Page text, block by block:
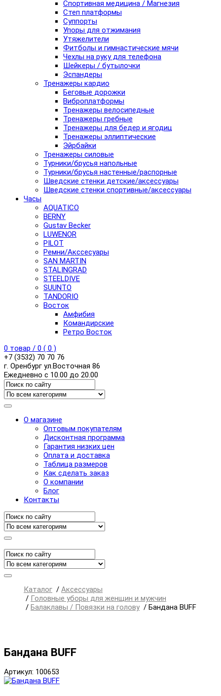
Спортивная медицина / Магнезия
Степ платформы
Суппорты
Упоры для отжимания
Утяжелители
Фитболы и гимнастические мячи
Чехлы на руку для телефона
Шейкеры / бутылочки
Эспандеры
Тренажеры кардио
Беговые дорожки
Виброплатформы
Тренажеры велосипедные
Тренажеры гребные
Тренажеры для бедер и ягодиц
Тренажеры эллиптические
Эйрбайки
Тренажеры силовые
Турники/брусья напольные
Турники/брусья настенные/распорные
Шведские стенки детские/аксессуары
Шведские стенки спортивные/аксессуары
Часы
AQUATICO
BERNY
Gustav Becker
LUWENOR
PILOT
Pемни/Акссесуары
SAN MARTIN
STALINGRAD
STEELDIVE
SUUNTO
TANDORIO
Восток
Амфибия
Командирские
Ретро Восток
0 товар / 0 ( 0 )
+7 (3532) 70 70 76
г. Оренбург ул.Восточная 86
Ежедневно с 10.00 до 20.00
О магазине
Оптовым покупателям
Дисконтная программа
Гарантия низких цен
Оплата и доставка
Таблица размеров
Как сделать заказ
О компании
Блог
Контакты
Каталог / Аксессуары
/ Головные уборы для женщин и мужчин
/ Балаклавы / Повязки на голову / Бандана BUFF
Бандана BUFF
Артикул: 100653